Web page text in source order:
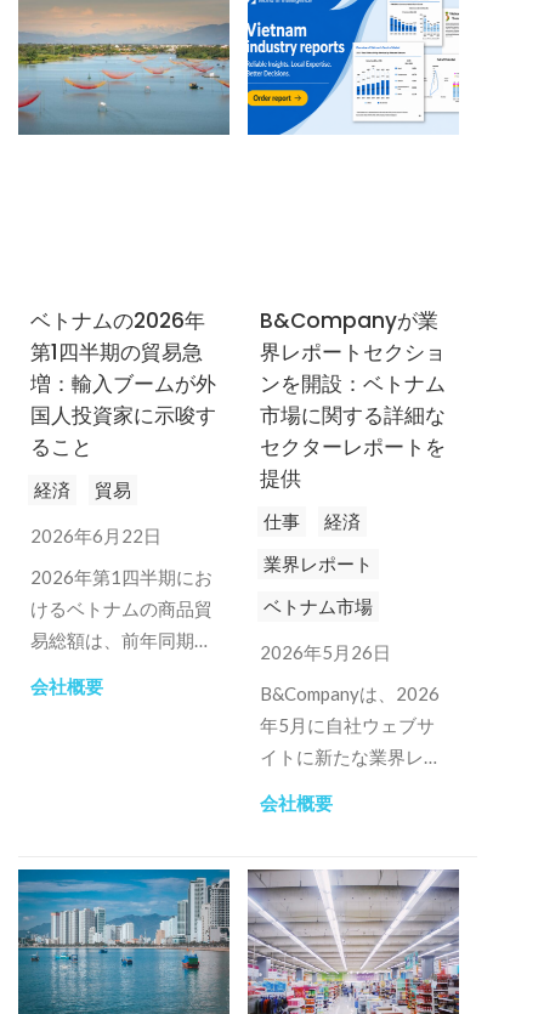
ベトナムの2026年
第1四半期の貿易急
増：輸入ブームが外
国人投資家に示唆す
ること
経済 貿易
2026年6月22日
2026年第1四半期にお
けるベトナムの商品貿
易総額は、前年同期比
加した。輸出は1229
会社概要
B&Companyが業
界レポートセクショ
ンを開設：ベトナム
市場に関する詳細な
セクターレポートを
提供
仕事
経済
業界レポート
ベトナム市場
2026年5月26日
B&Companyは、2026
年5月に自社ウェブサ
イトに新たな業界レポ
に開設し、ベトナム市
投資家、団体向けに体
系的なセクター別レポ
ートを提供していま
す。.
会社概要